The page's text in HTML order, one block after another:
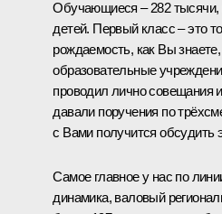
Обучающиеся – 282 тысячи,
детей. Первый класс – это
рождаемость, как Вы
образовательные
проводил лично совещания
давали поручения по
с Вами получится обсудить
Самое главное у нас по
динамика, валовый